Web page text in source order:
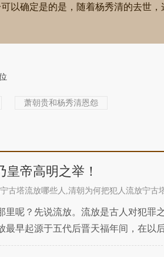
以确定是的是，随着杨秀清的去世，
萧朝贵和杨秀清恩怨
帝高明之举！
古塔流放哪些人,清朝为何把犯人流放宁古
呢？先说流放。流放是古人对犯罪
早起源于五代后晋天福年间，在以
，当时大多是流放到南方等地。清朝